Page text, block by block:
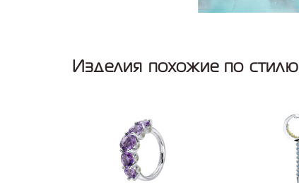
Изделия похожие по стилю